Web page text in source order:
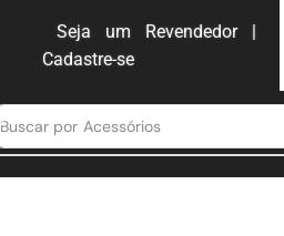
Seja um Revendedor |
Cadastre-se
Buscar por Moveis para escritório